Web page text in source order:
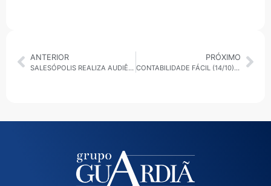
ANTERIOR
SALESÓPOLIS REALIZA AUDIÊNCIA PÚBLICA PARA AVALIAR METAS FISCAIS DO 2º QUADRIMESTRE DE 2025
PRÓXIMO
CONTABILIDADE FÁCIL (14/10): REFORMA TRIBUTÁRIA MUDA COBRANÇA DE IMPOSTOS NO BRASIL